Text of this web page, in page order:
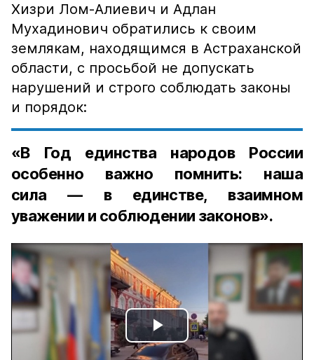
Хизри Лом-Алиевич и Адлан
Мухадинович обратились к своим
землякам, находящимся в Астраханской
области, с просьбой не допускать
нарушений и строго соблюдать законы
и порядок:
«В Год единства народов России
особенно важно помнить: наша
сила — в единстве, взаимном
уважении и соблюдении законов».
Play